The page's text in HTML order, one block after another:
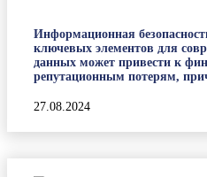
Информационная
ключевых элементов для
данных может привести к
репутационным потерям,
27.08.2024